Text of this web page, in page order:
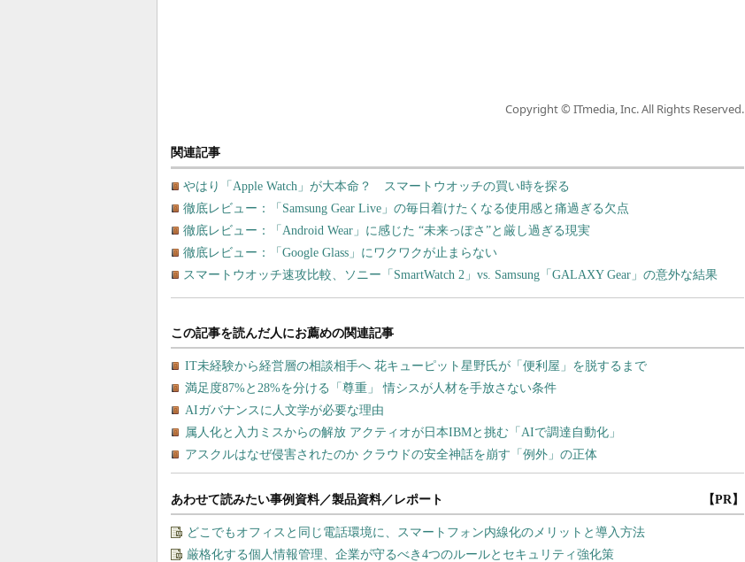
Copyright © ITmedia, Inc. All Rights Reserved.
関連記事
やはり「Apple Watch」が大本命？ スマートウオッチの買い時を探る
徹底レビュー：「Samsung Gear Live」の毎日着けたくなる使用感と痛過ぎる欠点
徹底レビュー：「Android Wear」に感じた “未来っぽさ”と厳し過ぎる現実
徹底レビュー：「Google Glass」にワクワクが止まらない
スマートウオッチ速攻比較、ソニー「SmartWatch 2」vs. Samsung「GALAXY Gear」の意外な結果
あわせて読みたい事例資料／製品資料／レポート 【PR】
どこでもオフィスと同じ電話環境に、スマートフォン内線化のメリットと導入方法
厳格化する個人情報管理、企業が守るべき4つのルールとセキュリティ強化策